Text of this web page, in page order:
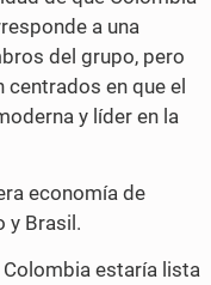
a una
del grupo, pero
en que el
y líder en la
economía de
y Brasil.
estaría lista